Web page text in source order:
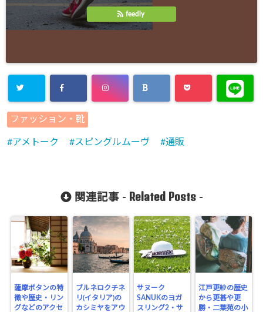
feedly
ファッション・靴
アメトーク スピングルムーヴ 通販
関連記事 - Related Posts-
薩摩ボタンの特
徴や歴史・リン
グなどのアクセ
ブルネロクチネ
リ(イタリア)の
カシミヤをアウ
サヌーク
SANUKのヨガ
スリング2・サ
江戸更紗の歴史
から更甚や更
勝・二葉苑の小